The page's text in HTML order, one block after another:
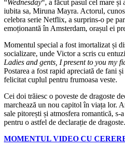
“Wednesday“, a făcut pasul cel mare și
iubita sa, Miruna Mayra. Actorul,
celebra serie Netflix, a surprins-o pe
emoționantă în Amsterdam, orașul ei
Momentul special a fost imortalizat și
socializare, unde Victor a scris cu
Ladies and gents, I present to you my
Postarea a fost rapid apreciată de fani
felicitat cuplul pentru frumoasa veste.
Cei doi trăiesc o poveste de dragoste
marchează un nou capitol în viața lor.
sale pitorești și atmosfera romantică, s-
pentru o astfel de declarație de dragoste.
MOMENTUL VIDEO CU